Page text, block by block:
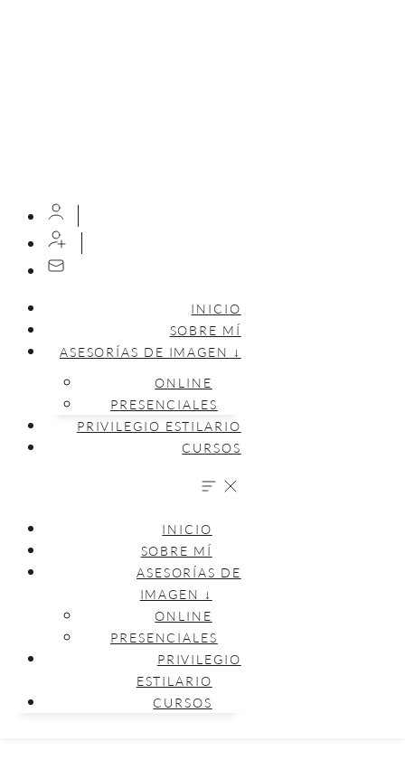
INICIO
SOBRE MÍ
ASESORÍAS DE IMAGEN ↓
ONLINE
PRESENCIALES
PRIVILEGIO ESTILARIO
CURSOS
INICIO
SOBRE MÍ
ASESORÍAS DE
IMAGEN ↓
ONLINE
PRESENCIALES
PRIVILEGIO
ESTILARIO
CURSOS